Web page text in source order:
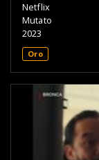
Netflix
Mutato
2023
Oro